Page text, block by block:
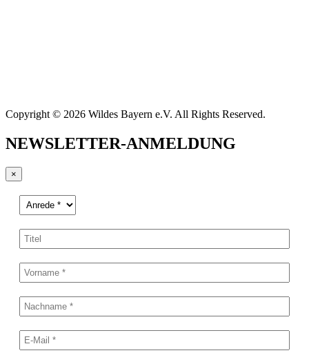
Copyright © 2026 Wildes Bayern e.V. All Rights Reserved.
NEWSLETTER-ANMELDUNG
×